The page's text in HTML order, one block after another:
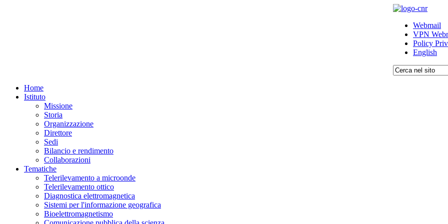
Webmail
VPN
Policy
English
Home
Istituto
Missione
Storia
Organizzazione
Direttore
Sedi
Bilancio e rendimento
Collaborazioni
Tematiche
Telerilevamento a microonde
Telerilevamento ottico
Diagnostica elettromagnetica
Sistemi per l'informazione geografica
Bioelettromagnetismo